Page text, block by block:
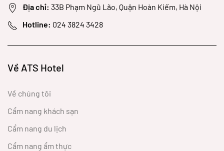
Địa chỉ: 33B Phạm Ngũ Lão, Quận Hoàn Kiếm, Hà Nội
Hotline: 024 3824 3428
Về ATS Hotel
Về chúng tôi
Cẩm nang khách sạn
Cẩm nang du lịch
Cẩm nang ẩm thực